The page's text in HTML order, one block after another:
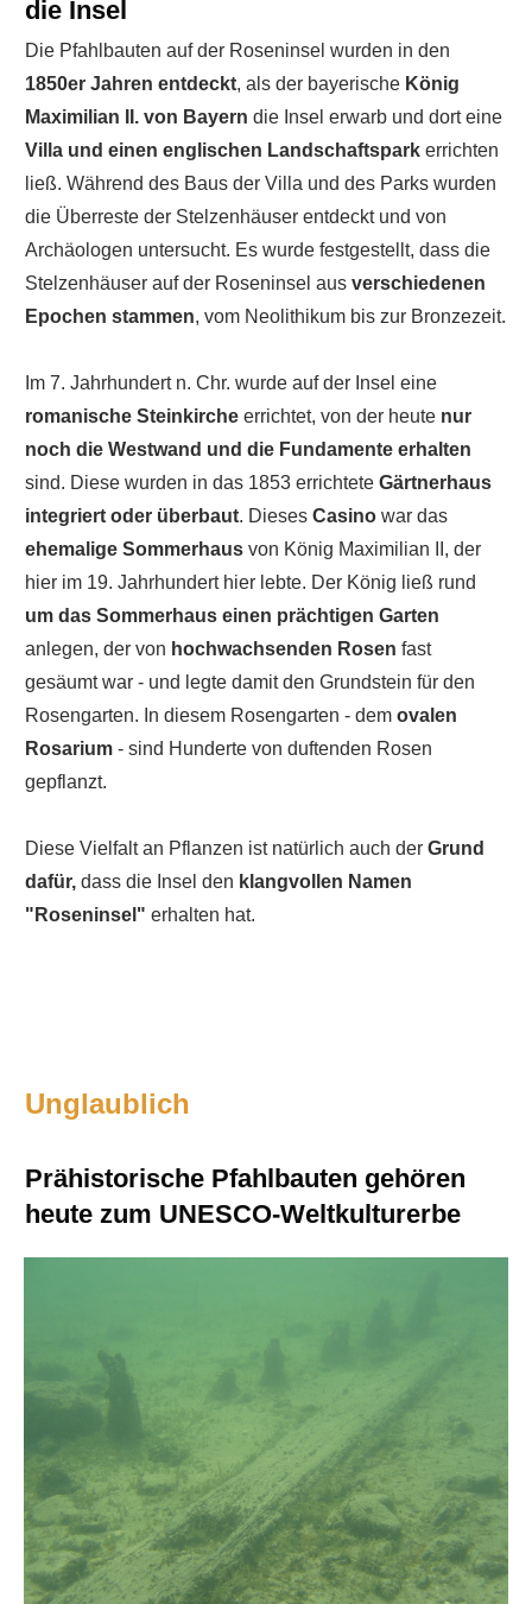
die Insel
Die Pfahlbauten auf der Roseninsel wurden in den
1850er Jahren entdeckt, als der bayerische König
Maximilian II. von Bayern die Insel erwarb und dort eine
Villa und einen englischen Landschaftspark errichten
ließ. Während des Baus der Villa und des Parks wurden
die Überreste der Stelzenhäuser entdeckt und von
Archäologen untersucht. Es wurde festgestellt, dass die
Stelzenhäuser auf der Roseninsel aus verschiedenen
Epochen stammen, vom Neolithikum bis zur Bronzezeit.
Im 7. Jahrhundert n. Chr. wurde auf der Insel eine
romanische Steinkirche errichtet, von der heute nur
noch die Westwand und die Fundamente erhalten
sind. Diese wurden in das 1853 errichtete Gärtnerhaus
integriert oder überbaut. Dieses Casino war das
ehemalige Sommerhaus von König Maximilian II, der
hier im 19. Jahrhundert hier lebte. Der König ließ rund
um das Sommerhaus einen prächtigen Garten
anlegen, der von hochwachsenden Rosen fast
gesäumt war - und legte damit den Grundstein für den
Rosengarten. In diesem Rosengarten - dem ovalen
Rosarium - sind Hunderte von duftenden Rosen
gepflanzt.
Diese Vielfalt an Pflanzen ist natürlich auch der Grund
dafür, dass die Insel den klangvollen Namen
"Roseninsel" erhalten hat.
Unglaublich
Prähistorische Pfahlbauten gehören
heute zum UNESCO-Weltkulturerbe